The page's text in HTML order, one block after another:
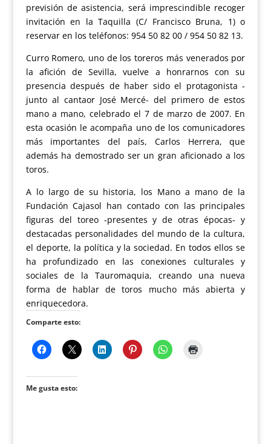
previsión de asistencia, será imprescindible recoger
invitación en la Taquilla (C/ Francisco Bruna, 1) o
reservar en los teléfonos: 954 50 82 00 / 954 50 82 13.
Curro Romero, uno de los toreros más venerados por
la afición de Sevilla, vuelve a honrarnos con su
presencia después de haber sido el protagonista -
junto al cantaor José Mercé- del primero de estos
mano a mano, celebrado el 7 de marzo de 2007. En
esta ocasión le acompaña uno de los comunicadores
más importantes del país, Carlos Herrera, que
además ha demostrado ser un gran aficionado a los
toros.
A lo largo de su historia, los Mano a mano de la
Fundación Cajasol han contado con las principales
figuras del toreo -presentes y de otras épocas- y
destacadas personalidades del mundo de la cultura,
el deporte, la política y la sociedad. En todos ellos se
ha profundizado en las conexiones culturales y
sociales de la Tauromaquia, creando una nueva
forma de hablar de toros mucho más abierta y
enriquecedora.
Comparte esto:
Me gusta esto: